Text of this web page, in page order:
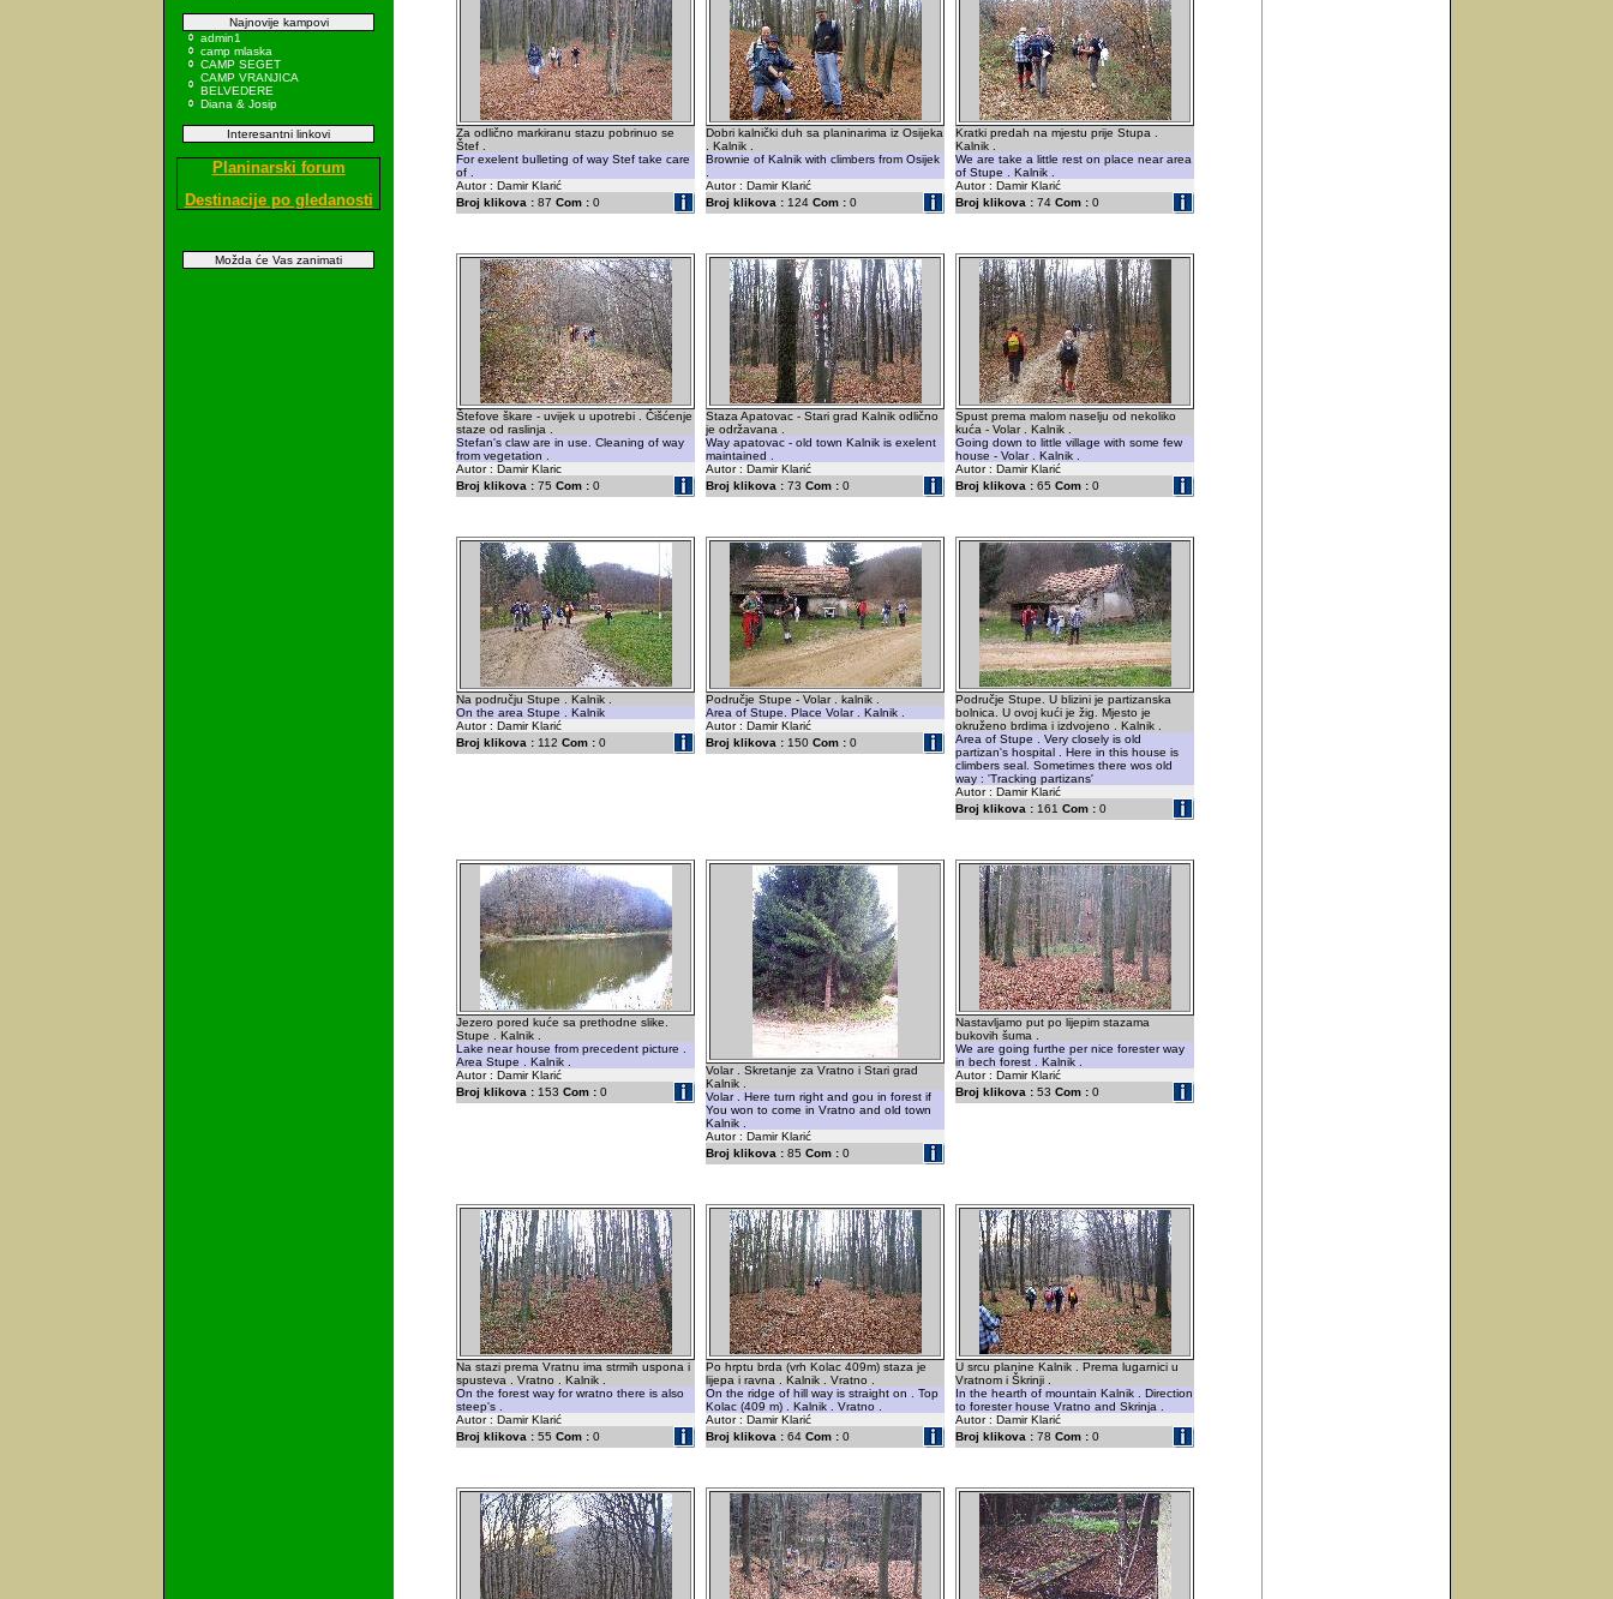
Najnovije kampovi
admin1
camp mlaska
CAMP SEGET
CAMP VRANJICA
BELVEDERE
Diana & Josip
Interesantni linkovi
Planinarski forum
Destinacije po gledanosti
Možda će Vas zanimati
Za odlično markiranu stazu pobrinuo se
Štef .
For exelent bulleting of way Stef take care
of .
Autor : Damir Klarić
Broj klikova : 87 Com : 0
Dobri kalnički duh sa planinarima iz Osijeka
. Kalnik .
Brownie of Kalnik with climbers from Osijek
Autor : Damir Klarić
Broj klikova : 124 Com : 0
Kratki predah na mjestu prije Stupa .
Kalnik .
We are take a little rest on place near area
of Stupe . Kalnik .
Autor : Damir Klarić
Broj klikova : 74 Com : 0
Štefove škare - uvijek u upotrebi . Čišćenje
staze od raslinja .
Stefan's claw are in use. Cleaning of way
from vegetation .
Autor : Damir Klaric
Broj klikova : 75 Com : 0
Staza Apatovac - Stari grad Kalnik odlično
je održavana .
Way apatovac - old town Kalnik is exelent
maintained .
Autor : Damir Klarić
Broj klikova : 73 Com : 0
Spust prema malom naselju od nekoliko
kuća - Volar . Kalnik .
Going down to little village with some few
house - Volar . Kalnik .
Autor : Damir Klarić
Broj klikova : 65 Com : 0
Na području Stupe . Kalnik .
On the area Stupe . Kalnik
Autor : Damir Klarić
Broj klikova : 112 Com : 0
Područje Stupe - Volar . kalnik .
Area of Stupe. Place Volar . Kalnik .
Autor : Damir Klarić
Broj klikova : 150 Com : 0
Područje Stupe. U blizini je partizanska
bolnica. U ovoj kući je žig. Mjesto je
okruženo brdima i izdvojeno . Kalnik .
Area of Stupe . Very closely is old
partizan's hospital . Here in this house is
climbers seal. Sometimes there wos old
way : 'Tracking partizans'
Autor : Damir Klarić
Broj klikova : 161 Com : 0
Jezero pored kuće sa prethodne slike.
Stupe . Kalnik .
Lake near house from precedent picture .
Area Stupe . Kalnik .
Autor : Damir Klarić
Broj klikova : 153 Com : 0
Volar . Skretanje za Vratno i Stari grad
Kalnik .
Volar . Here turn right and gou in forest if
You won to come in Vratno and old town
Kalnik .
Autor : Damir Klarić
Broj klikova : 85 Com : 0
Nastavljamo put po lijepim stazama
bukovih šuma .
We are going furthe per nice forester way
in bech forest . Kalnik .
Autor : Damir Klarić
Broj klikova : 53 Com : 0
Na stazi prema Vratnu ima strmih uspona i
spusteva . Vratno . Kalnik .
On the forest way for wratno there is also
steep's .
Autor : Damir Klarić
Broj klikova : 55 Com : 0
Po hrptu brda (vrh Kolac 409m) staza je
lijepa i ravna . Kalnik . Vratno .
On the ridge of hill way is straight on . Top
Kolac (409 m) . Kalnik . Vratno .
Autor : Damir Klarić
Broj klikova : 64 Com : 0
U srcu planine Kalnik . Prema lugarnici u
Vratnom i Škrinji .
In the hearth of mountain Kalnik . Direction
to forester house Vratno and Skrinja .
Autor : Damir Klarić
Broj klikova : 78 Com : 0